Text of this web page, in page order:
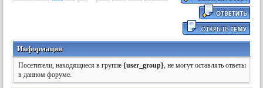
Информация
Посетители, находящиеся в группе{user_group}, не могут оставлять ответы
в данном форуме.